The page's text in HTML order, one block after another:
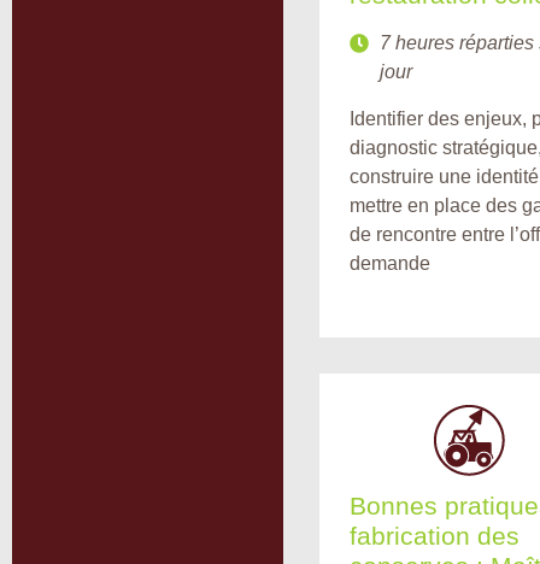
7 heures réparties
jour
Identifier des enjeux,
diagnostic stratégique
construire une
mettre en place des
de rencontre entre
demande
Bonnes
fabrication des